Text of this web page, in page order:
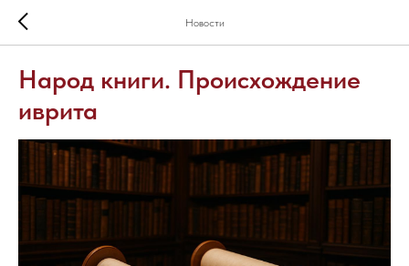
Новости
Народ книги. Происхождение
иврита